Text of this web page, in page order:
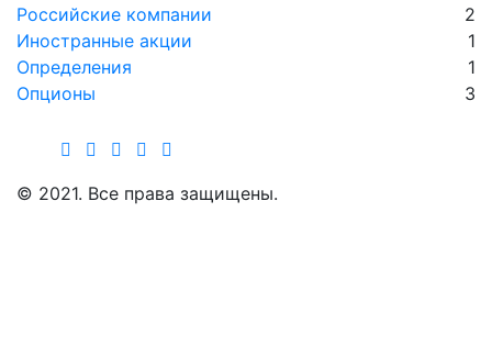
Российские компании
2
Иностранные акции
1
Определения
1
Опционы
3
© 2021. Все права защищены.